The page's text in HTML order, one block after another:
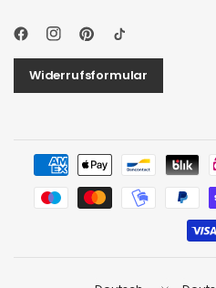
Widerrufsformular